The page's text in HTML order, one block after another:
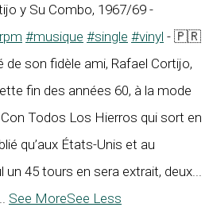
y Su Combo, 1967/69 -
#musique #single #vinyl - 🇵🇷
son fidèle ami, Rafael Cortijo,
fin des années 60, à la mode
Todos Los Hierros qui sort en
qu’aux États-Unis et au
45 tours en sera extrait, deux...
See MoreSee Less